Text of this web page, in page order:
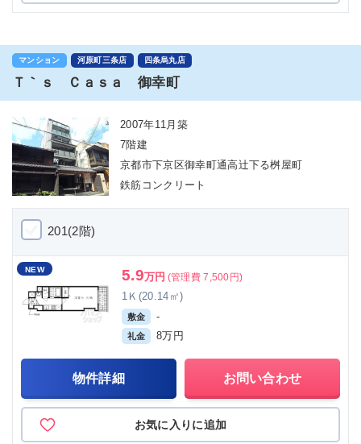
マンション 河原町三条店 四条烏丸店
Ｔ｀ｓ Ｃａｓａ 御幸町
2007年11月築
7階建
京都市下京区御幸町通高辻下る桝屋町
鉄筋コンクリート
201(2階)
NEW 5.9万円 (管理費 7,500円)
1Ｋ(20.14㎡)
敷金 -
礼金 8万円
物件詳細 お問い合わせ
お気に入りに追加